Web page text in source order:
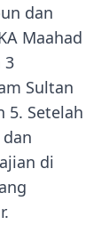
dan
Maahad
3
Sultan
5. Setelah
di